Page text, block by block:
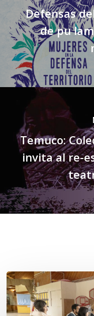
Defensas
de pu
Temuco:
invita al re-
Toda
el
agua